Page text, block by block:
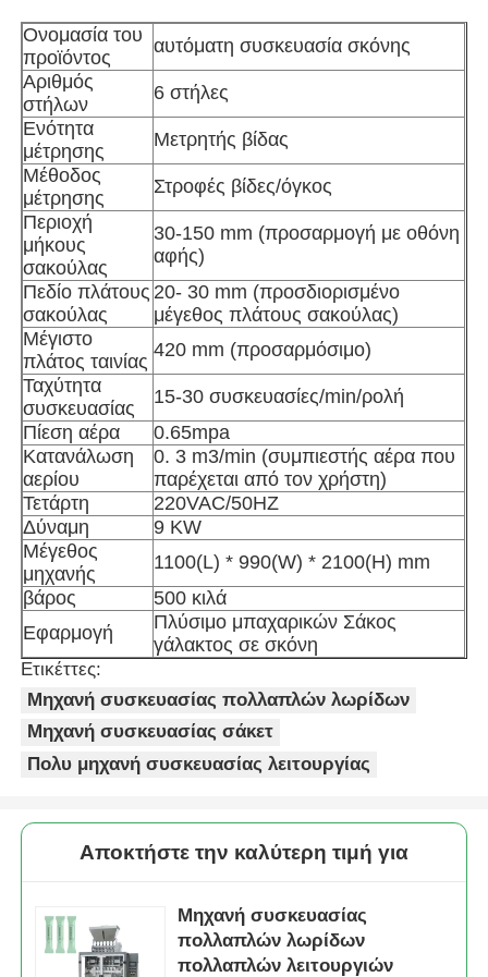
Ονομασία του
προϊόντος
αυτόματη συσκευασία σκόνης
Αριθμός
στήλων
6 στήλες
Ενότητα
μέτρησης
Μετρητής βίδας
Μέθοδος
μέτρησης
Στροφές βίδες/όγκος
Περιοχή
μήκους
σακούλας
30-150 mm (προσαρμογή με οθόνη
αφής)
Πεδίο πλάτους
σακούλας
20- 30 mm (προσδιορισμένο
μέγεθος πλάτους σακούλας)
Μέγιστο
πλάτος ταινίας
420 mm (προσαρμόσιμο)
Ταχύτητα
συσκευασίας
15-30 συσκευασίες/min/ρολή
Πίεση αέρα
0.65mpa
Κατανάλωση
αερίου
0. 3 m3/min (συμπιεστής αέρα που
παρέχεται από τον χρήστη)
Τετάρτη
220VAC/50HZ
Δύναμη
9 KW
Μέγεθος
μηχανής
1100(L) * 990(W) * 2100(H) mm
βάρος
500 κιλά
Εφαρμογή
Πλύσιμο μπαχαρικών Σάκος
γάλακτος σε σκόνη
Ετικέττες:
Μηχανή συσκευασίας πολλαπλών λωρίδων
Μηχανή συσκευασίας σάκετ
Πολυ μηχανή συσκευασίας λειτουργίας
Αποκτήστε την καλύτερη τιμή για
Μηχανή συσκευασίας
πολλαπλών λωρίδων
πολλαπλών λειτουργιών